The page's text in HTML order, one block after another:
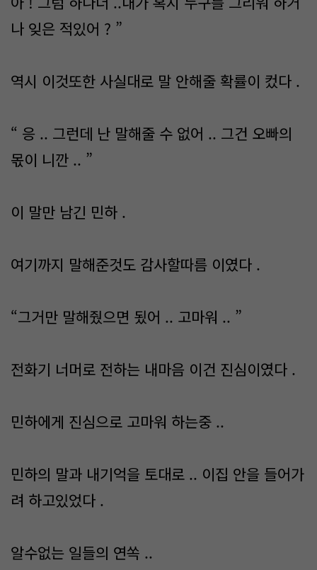
나 잊은 적있어 ? ”
역시 이것또한 사실대로 말 안해줄 확률이 컸다 .
“ 응 .. 그런데 난 말해줄 수 없어 .. 그건 오빠의
몫이 니깐 .. ”
이 말만 남긴 민하 .
여기까지 말해준것도 감사할따름 이였다 .
“그거만 말해줬으면 됬어 .. 고마워 .. ”
전화기 너머로 전하는 내마음 이건 진심이였다 .
민하에게 진심으로 고마워 하는중 ..
민하의 말과 내기억을 토대로 .. 이집 안을 들어가
려 하고있었다 .
알수없는 일들의 연쏙 ..